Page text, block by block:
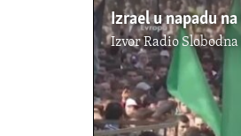
IzvorRadio